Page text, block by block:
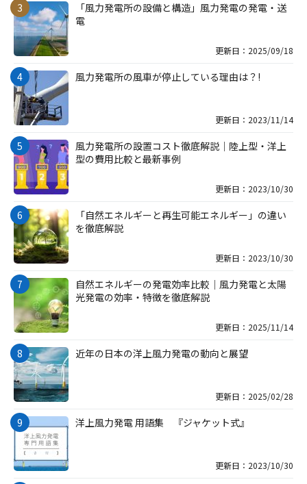
「風力発電所の設備と構造」風力発電の発電・送
電
更新日：2025/09/18
風力発電所の風車が停止している理由は？!
更新日：2023/11/14
風力発電所の設置コスト徹底解説｜陸上型・洋上
型の費用比較と最新事例
更新日：2023/10/30
「自然エネルギーと再生可能エネルギー」の違い
を徹底解説
更新日：2023/10/30
自然エネルギーの発電効率比較｜風力発電と太陽
光発電の効率・特徴を徹底解説
更新日：2025/11/14
近年の日本の洋上風力発電の動向と展望
更新日：2025/02/28
洋上風力発電 用語集 『ジャケット式』
更新日：2023/10/30